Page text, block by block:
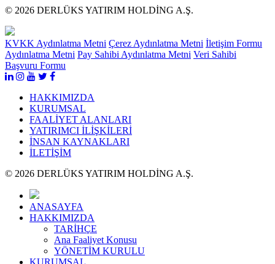
© 2026 DERLÜKS YATIRIM HOLDİNG A.Ş.
KVKK Aydınlatma Metni Çerez Aydınlatma Metni İletişim Formu
Aydınlatma Metni Pay Sahibi Aydınlatma Metni Veri Sahibi
Başvuru Formu
HAKKIMIZDA
KURUMSAL
FAALİYET ALANLARI
YATIRIMCI İLİŞKİLERİ
İNSAN KAYNAKLARI
İLETİŞİM
© 2026 DERLÜKS YATIRIM HOLDİNG A.Ş.
ANASAYFA
HAKKIMIZDA
TARİHÇE
Ana Faaliyet Konusu
YÖNETİM KURULU
KURUMSAL